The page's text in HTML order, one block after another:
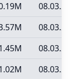
08.03.29
08.03.29
08.03.29
08.03.29